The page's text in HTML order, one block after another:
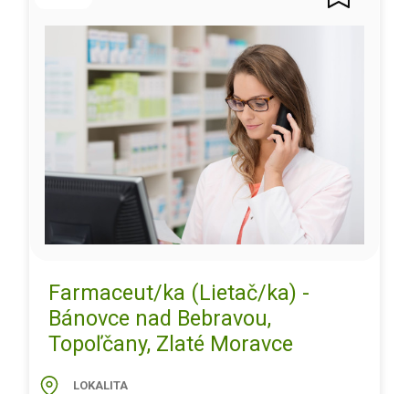
Farmaceut/ka (Lietač/ka) -
Bánovce nad Bebravou,
Topoľčany, Zlaté Moravce
LOKALITA